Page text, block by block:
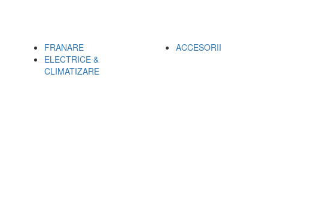
FRANARE
ELECTRICE &
CLIMATIZARE
ACCESORII